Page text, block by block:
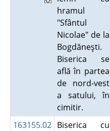
hramul
"Sfântul
Nicolae" de la
Bogdăneşti.
Biserica se
află în partea
de nord-vest
a satului, în
cimitir.
163155.02 Biserica cu